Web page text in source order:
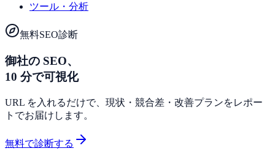
ツール・分析
無料SEO診断
御社の SEO、
10 分で可視化
URL を入れるだけで、現状・競合差・改善プランをレポー
トでお届けします。
無料で診断する